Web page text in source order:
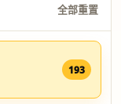
全部重置
193